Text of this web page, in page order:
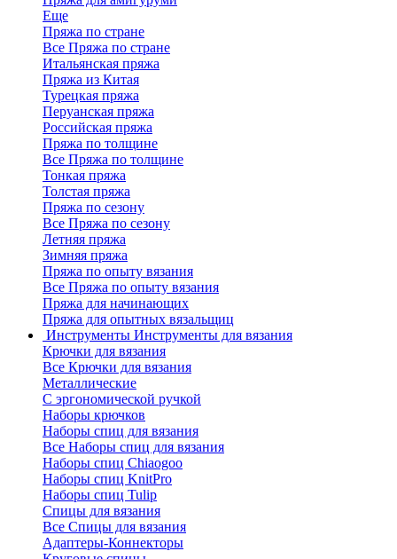
Еще
Пряжа по стране
Все Пряжа по стране
Итальянская пряжа
Пряжа из Китая
Турецкая пряжа
Перуанская пряжа
Российская пряжа
Пряжа по толщине
Все Пряжа по толщине
Тонкая пряжа
Толстая пряжа
Пряжа по сезону
Все Пряжа по сезону
Летняя пряжа
Зимняя пряжа
Пряжа по опыту вязания
Все Пряжа по опыту вязания
Пряжа для начинающих
Пряжа для опытных вязальщиц
Инструменты Инструменты для вязания
Крючки для вязания
Все Крючки для вязания
Металлические
С эргономической ручкой
Наборы крючков
Наборы спиц для вязания
Все Наборы спиц для вязания
Наборы спиц Chiaogoo
Наборы спиц KnitPro
Наборы спиц Tulip
Спицы для вязания
Все Спицы для вязания
Адаптеры-Коннекторы